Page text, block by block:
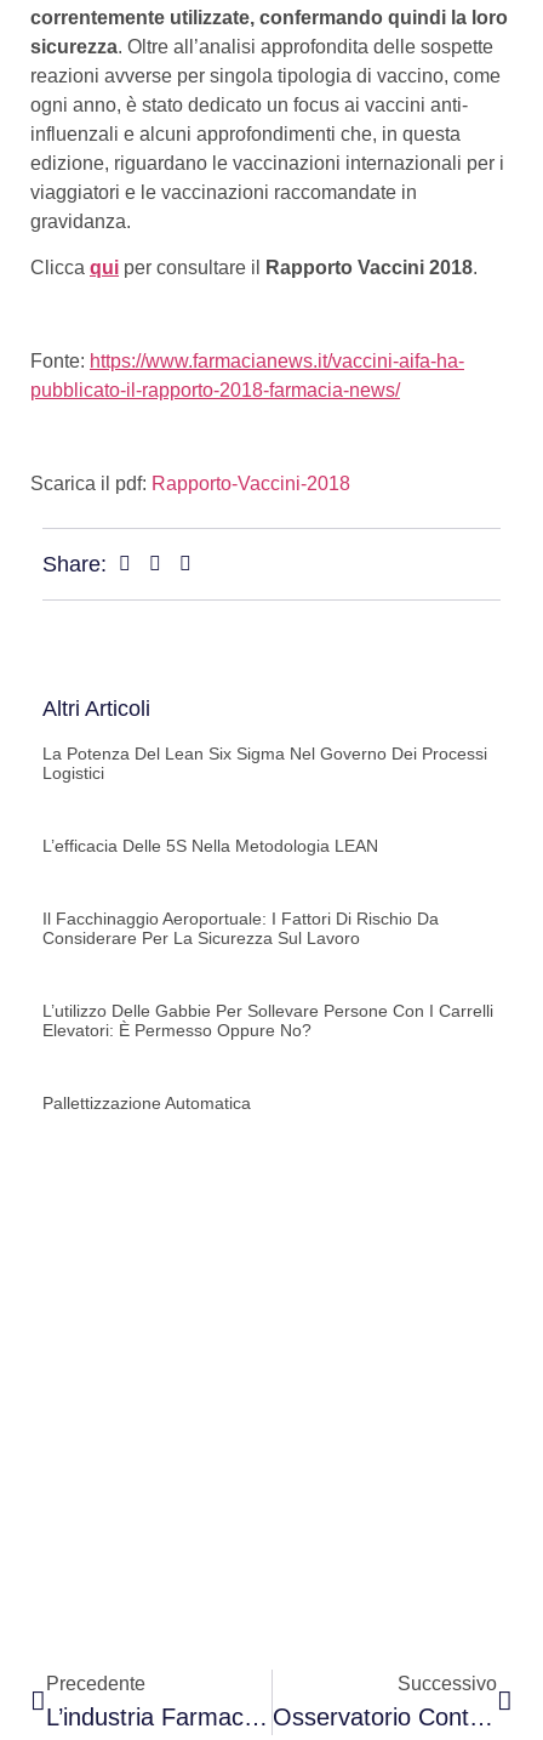
correntemente utilizzate, confermando quindi la loro
sicurezza. Oltre all’analisi approfondita delle sospette
reazioni avverse per singola tipologia di vaccino, come
ogni anno, è stato dedicato un focus ai vaccini anti-
influenzali e alcuni approfondimenti che, in questa
edizione, riguardano le vaccinazioni internazionali per i
viaggiatori e le vaccinazioni raccomandate in
gravidanza.
Clicca qui per consultare il Rapporto Vaccini 2018.
Fonte: https://www.farmacianews.it/vaccini-aifa-ha-
pubblicato-il-rapporto-2018-farmacia-news/
Scarica il pdf: Rapporto-Vaccini-2018
Share:
Altri Articoli
La Potenza Del Lean Six Sigma Nel Governo Dei Processi
Logistici
L’efficacia Delle 5S Nella Metodologia LEAN
Il Facchinaggio Aeroportuale: I Fattori Di Rischio Da
Considerare Per La Sicurezza Sul Lavoro
L’utilizzo Delle Gabbie Per Sollevare Persone Con I Carrelli
Elevatori: È Permesso Oppure No?
Pallettizzazione Automatica
Precedente
L’industria Farmaceutica Alla Prova Della Serializzazione
Successivo
Osservatorio Contract Logistics: A Milano Il 21 Novembre